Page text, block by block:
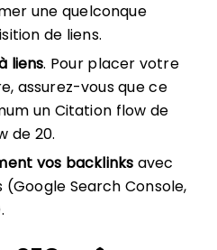
une quelconque
de liens.
liens. Pour placer votre
assurez-vous que ce
un Citation flow de
de 20.
vos backlinks avec
Search Console,